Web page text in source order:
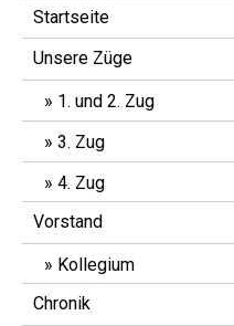
Startseite
Unsere Züge
1. und 2. Zug
3. Zug
4. Zug
Vorstand
Kollegium
Chronik